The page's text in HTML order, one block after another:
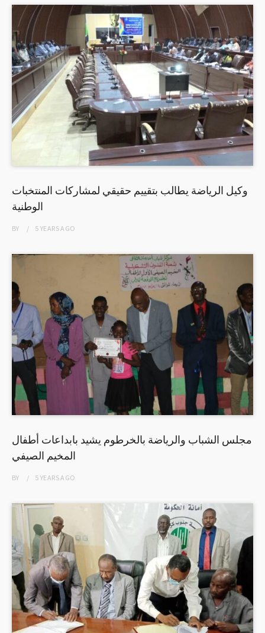
وكيل الرياضة يطالب بتقييم حقيقي لمشاركات المنتخبات
الوطنية
BY 5 YEARSAGO
مجلس الشباب والرياضة بالخرطوم يشيد بابداعات أطفال
المخيم الصيفي
BY 5 YEARSAGO